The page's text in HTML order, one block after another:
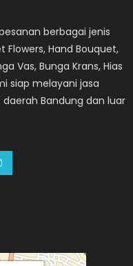
berbagai jenis
Hand Bouquet,
Vas, Bunga Krans, Hias
siap melayani jasa
Bandung dan luar